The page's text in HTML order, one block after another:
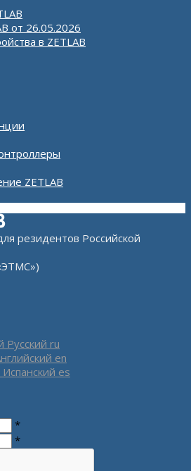
от 26.05.2026
в ZETLAB
ZETLAB
резидентов Российской
Русский ru
en
Испанский es
*
*